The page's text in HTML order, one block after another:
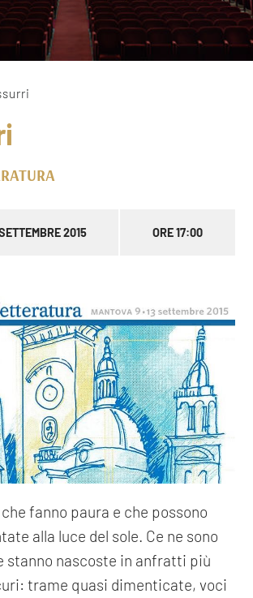
2015 ORE 17:00
fanno paura e che possono
alla luce del sole. Ce ne sono
stanno nascoste in anfratti più
trame quasi dimenticate, voci